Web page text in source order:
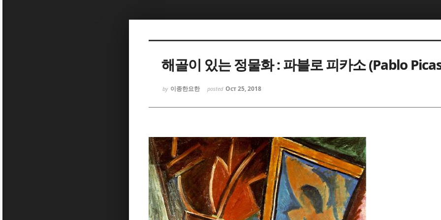
해골이 있는 정물화 : 파블로 피카소 (Pablo
by 이종한요한 posted Oct 25, 2018
Sketchbook5, 스케치북5
Sketchbook5, 스케치북5
Sketchbook5, 스케치북5
Sketchbook5, 스케치북5